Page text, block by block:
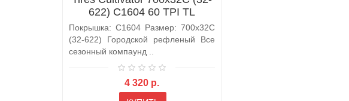
622) C1604 60 TPI TL
(001382)
Покрышка: C1604 Размер: 700x32C
(32-622) Городской рефленый Все
сезонный компаунд ..
4 320 р.